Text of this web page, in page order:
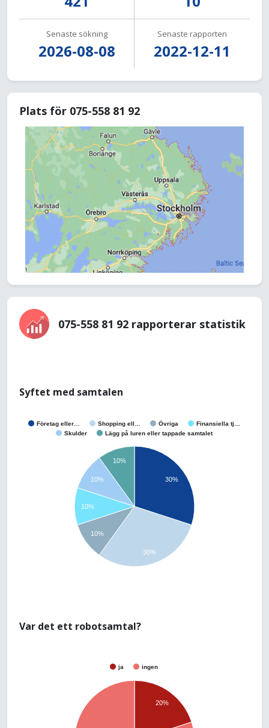
Senaste sökning
2026-08-08
Senaste rapporten
2022-12-11
Plats för 075-558 81 92
075-558 81 92 rapporterar statistik
Syftet med samtalen
Företag eller… Shopping ell… Övriga
Finansiella tj…
Skulder
Lägg på luren eller tappade samtalet
30%
10%
10%
10%
10%
30%
Var det ett robotsamtal?
ja ingen
20%